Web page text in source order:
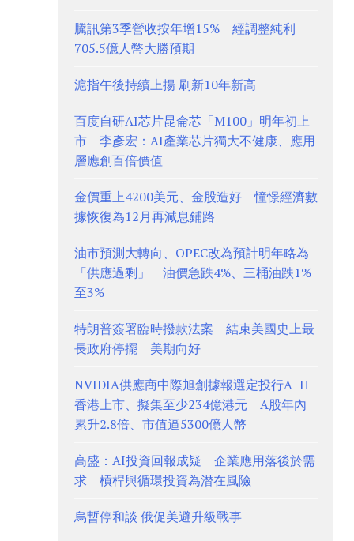
騰訊第3季營收按年增15% 經調整純利
705.5億人幣大勝預期
滬指午後持續上揚 刷新10年新高
百度自研AI芯片昆侖芯「M100」明年初上
市 李彥宏：AI產業芯片獨大不健康、應用
層應創百倍價值
金價重上4200美元、金股造好 憧憬經濟數
據恢復為12月再減息鋪路
油市預測大轉向、OPEC改為預計明年略為
「供應過剩」 油價急跌4%、三桶油跌1%
至3%
特朗普簽署臨時撥款法案 結束美國史上最
長政府停擺 美期向好
NVIDIA供應商中際旭創據報選定投行A+H
香港上市、擬集至少234億港元 A股年內
累升2.8倍、市值逼5300億人幣
高盛：AI投資回報成疑 企業應用落後於需
求 槓桿與循環投資為潛在風險
烏暫停和談 俄促美避升級戰事